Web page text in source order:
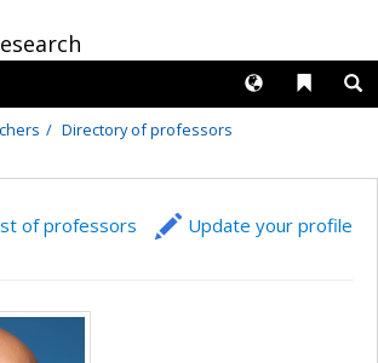
Liens
Langues
Directory of professors
of professors Update your profile